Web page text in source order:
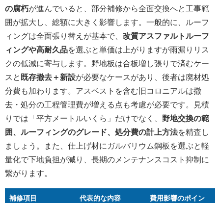
の腐朽が進んでいると、部分補修から全面交換へと工事範
囲が拡大し、総額に大きく影響します。一般的に、ルーフ
ィングは全面張り替えが基本で、 改質アスファルトルーフ
ィングや高耐久品を選ぶと単価は上がりますが雨漏りリス
クの低減に寄与します。野地板は合板増し張りで済むケー
スと 既存撤去＋新設が必要なケースがあり、後者は廃材処
分費も加わります。アスベストを含む旧コロニアルは撤
去・処分の工程管理費が増える点も考慮が必要です。見積
りでは「平方メートルいくら」だけでなく、 野地交換の範
囲、ルーフィングのグレード、処分費の計上方法を精査し
ましょう。また、仕上げ材にガルバリウム鋼板を選ぶと軽
量化で下地負担が減り、長期のメンテナンスコスト抑制に
繋がります。
補修項目 代表的な内容
費用影響のポイン